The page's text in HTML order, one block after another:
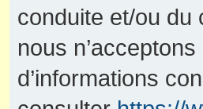
conduite et/ou du
nous
d’informations